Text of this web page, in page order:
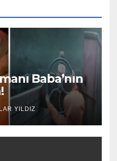
Baba’nın
YILDIZ